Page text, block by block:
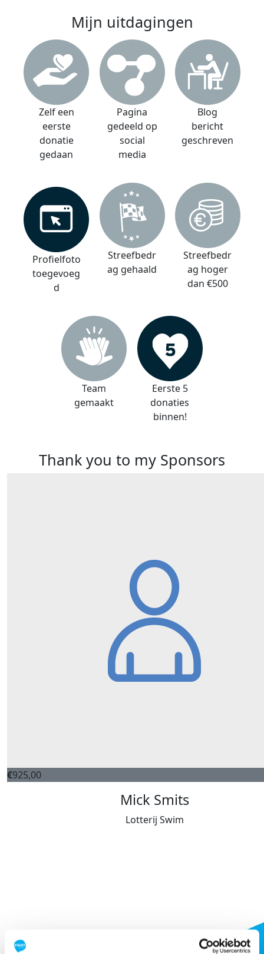
Mijn uitdagingen
Zelf een
eerste
donatie
gedaan
Pagina
gedeeld op
social
media
Blog
bericht
geschreven
Profielfoto
toegevoeg
d
Streefbedr
ag gehaald
Streefbedr
ag hoger
dan €500
Team
gemaakt
Eerste 5
donaties
binnen!
Thank you to my Sponsors
€925,00
Mick Smits
Lotterij Swim